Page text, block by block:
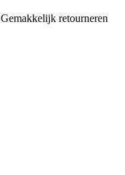
Gemakkelijk retourneren